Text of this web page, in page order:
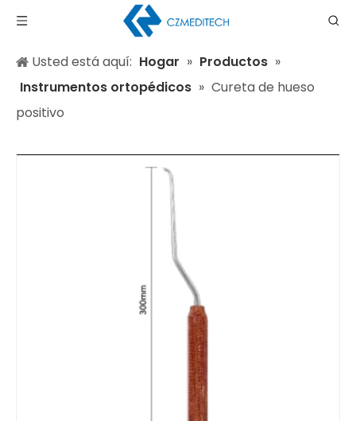
Usted está aquí: Hogar » Productos »
Instrumentos ortopédicos » Cureta de hueso
positivo